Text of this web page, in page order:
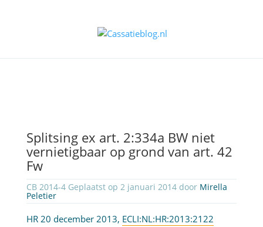
Splitsing ex art. 2:334a BW niet
vernietigbaar op grond van art. 42
Fw
CB 2014-4 Geplaatst op 2 januari 2014 door Mirella
Peletier
HR 20 december 2013, ECLI:NL:HR:2013:2122